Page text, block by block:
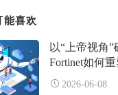
能喜欢
以“上帝视角
Fortinet如何
2026-06-08